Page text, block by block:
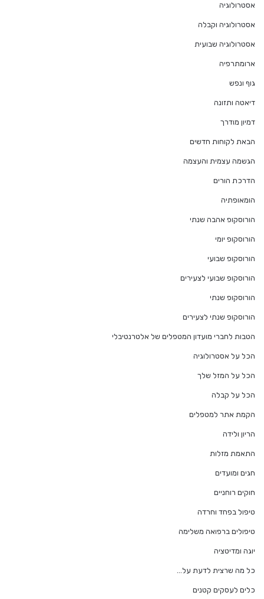
אסטרולוגיה
אסטרולוגיה וקבלה
אסטרולוגיה שבועית
ארומתרפיה
גוף ונפש
דיאטה ותזונה
דמיון מודרך
הבאת לקוחות חדשים
הגשמה עצמית והעצמה
הדרכת הורים
הומאופתיה
הורוסקופ אהבה שנתי
הורוסקופ יומי
הורוסקופ שבועי
הורוסקופ שבועי לצעירים
הורוסקופ שנתי
הורוסקופ שנתי לצעירים
הטבות לחברי מועדון המטפלים של אלטרנטיבלי
הכל על אסטרולוגיה
הכל על המזל שלך
הכל על קבלה
הקמת אתר למטפלים
הריון ולידה
התאמת מזלות
חגים ומועדים
חוקים רוחניים
טיפול בפחד וחרדה
טיפולים ברפואה משלימה
יוגה ומדיטציה
כל מה שרצית לדעת על…
כלים לעסקים קטנים